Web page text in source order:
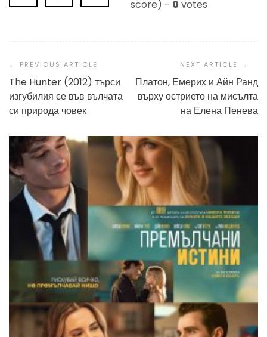
score) - 0votes
Navigation
The Hunter (2012) търси
изгубилия се във вълчата
си природа човек
Платон, Емерих и Айн Ранд
върху острието на мисълта
на Елена Пенева